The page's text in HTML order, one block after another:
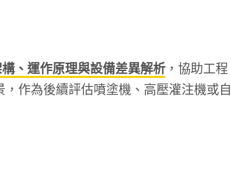
、運作原理與設備差異解析 ，協助工程
作為後續評估噴塗機、高壓灌注機或自